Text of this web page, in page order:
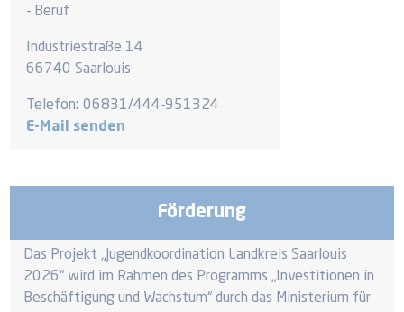
Telefon: 06831/444-951324
E-Mail senden
Industriestraße 14
66740 Saarlouis
- Beruf
Förderung
Das Projekt „Jugendkoordination Landkreis Saarlouis
2026“ wird im Rahmen des Programms „Investitionen in
Beschäftigung und Wachstum“ durch das Ministerium für